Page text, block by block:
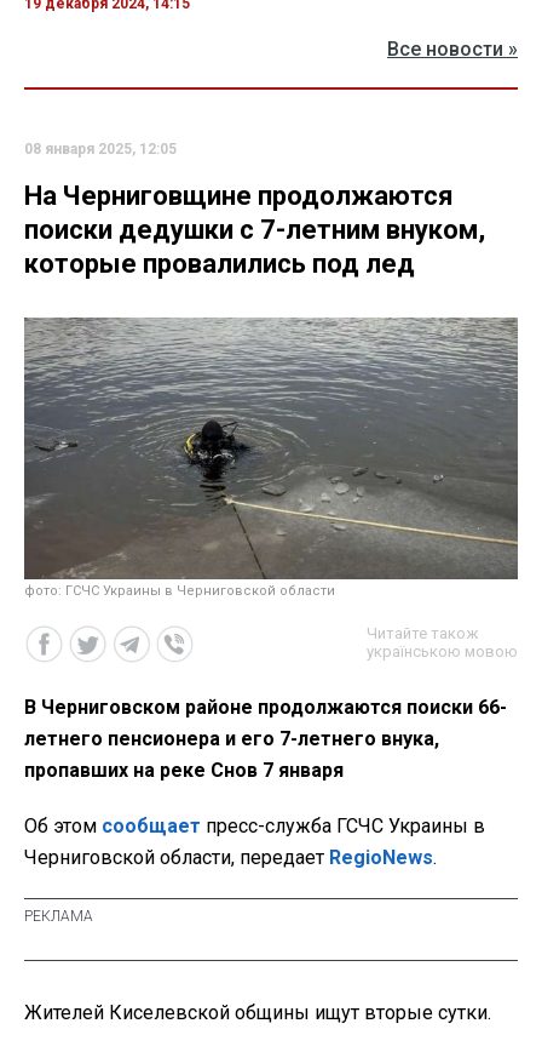
19 декабря 2024, 14:15
Все новости »
08 января 2025, 12:05
На Черниговщине продолжаются
поиски дедушки с 7-летним внуком,
которые провалились под лед
фото: ГСЧС Украины в Черниговской области
Читайте також
українською мовою
В Черниговском районе продолжаются поиски 66-
летнего пенсионера и его 7-летнего внука,
пропавших на реке Снов 7 января
Об этом сообщает пресс-служба ГСЧС Украины в
Черниговской области, передает RegioNews.
Жителей Киселевской общины ищут вторые сутки.